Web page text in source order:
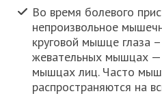
Во время болевого
непроизвольное
круговой мышце глаза
жевательных мышцах —
мышцах лиц. Часто
распространяются на